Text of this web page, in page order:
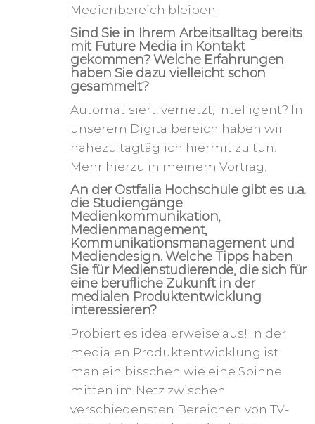
Medienbereich bleiben.
Sind Sie in Ihrem Arbeitsalltag bereits
mit Future Media in Kontakt
gekommen? Welche Erfahrungen
haben Sie dazu vielleicht schon
gesammelt?
Automatisiert, vernetzt, intelligent? In
unserem Digitalbereich haben wir
nahezu tagtäglich hiermit zu tun.
Mehr hierzu in meinem Vortrag.
An der Ostfalia Hochschule gibt es u.a.
die Studiengänge
Medienkommunikation,
Medienmanagement,
Kommunikationsmanagement und
Mediendesign. Welche Tipps haben
Sie für Medienstudierende, die sich für
eine berufliche Zukunft in der
medialen Produktentwicklung
interessieren?
Probiert es idealerweise aus! In der
medialen Produktentwicklung ist
man ein bisschen wie eine Spinne
mitten im Netz zwischen
verschiedensten Bereichen von TV-